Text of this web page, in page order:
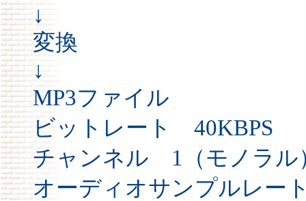
↓
変換
↓
MP3ファイル
ビットレート 40KBPS
チャンネル 1（モノラル
オーディオサンプルレー